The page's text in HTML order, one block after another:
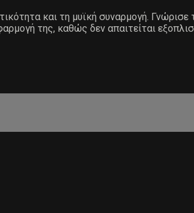
και τη μυϊκή συναρμογή. Γνώρισε
της, καθώς δεν απαιτείται